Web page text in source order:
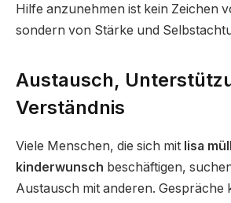
Hilfe anzunehmen ist kein Zeichen
sondern von Stärke und
Austausch,
Verständnis
Viele Menschen, die sich mit lisa
kinderwunsch beschäftigen,
Austausch mit anderen. Gespräche